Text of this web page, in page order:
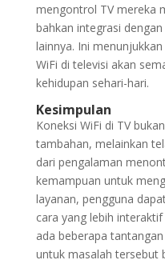
mengontrol TV mereka
bahkan integrasi
lainnya. Ini
WiFi di televisi akan
kehidupan sehari-hari.
Kesimpulan
Koneksi WiFi di TV
tambahan, melainkan
dari pengalaman
kemampuan untuk
layanan, pengguna
cara yang lebih
ada beberapa
untuk masalah tersebut